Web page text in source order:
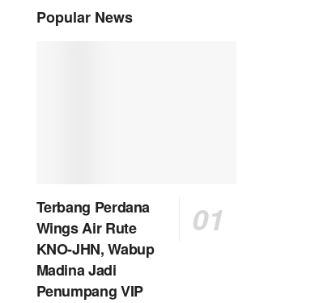
Popular News
Terbang Perdana
Wings Air Rute
KNO-JHN, Wabup
Madina Jadi
Penumpang VIP